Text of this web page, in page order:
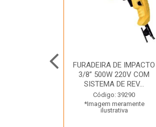
FURADEIRA DE IMPACTO
3/8” 500W 220V COM
SISTEMA DE REV...
Código: 39290
*Imagem meramente
ilustrativa